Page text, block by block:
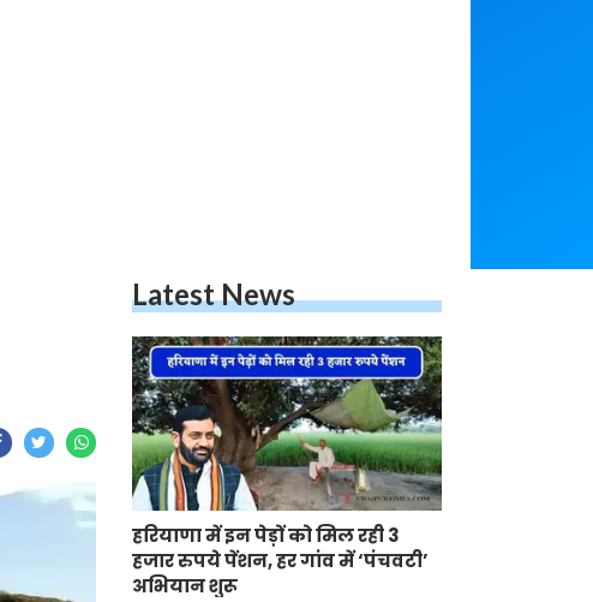
Latest News
हरियाणा में इन पेड़ों को मिल रही 3
हजार रुपये पेंशन, हर गांव में ‘पंचवटी’
अभियान शुरू